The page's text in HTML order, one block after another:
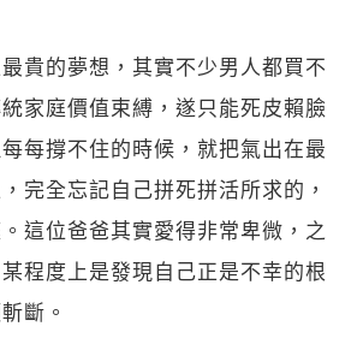
貴的夢想，其實不少男人都買不
家庭價值束縛，遂只能死皮賴臉
每撐不住的時候，就把氣出在最
完全忘記自己拼死拼活所求的，
這位爸爸其實愛得非常卑微，之
程度上是發現自己正是不幸的根
斷。